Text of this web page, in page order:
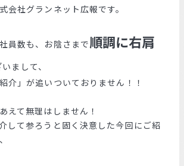
会社グランネット広報です。
員数も、お陰さまで順調に右肩
まして、
介」が追いついておりません！！
えて無理はしません！
して参ろうと固く決意した今回にご紹